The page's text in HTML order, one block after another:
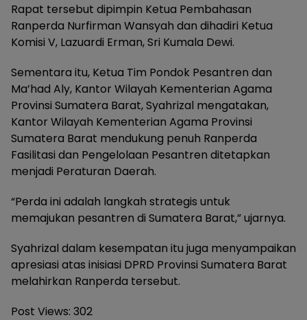
Rapat tersebut dipimpin Ketua Pembahasan
Ranperda Nurfirman Wansyah dan dihadiri Ketua
Komisi V, Lazuardi Erman, Sri Kumala Dewi.
Sementara itu, Ketua Tim Pondok Pesantren dan
Ma’had Aly, Kantor Wilayah Kementerian Agama
Provinsi Sumatera Barat, Syahrizal mengatakan,
Kantor Wilayah Kementerian Agama Provinsi
Sumatera Barat mendukung penuh Ranperda
Fasilitasi dan Pengelolaan Pesantren ditetapkan
menjadi Peraturan Daerah.
“Perda ini adalah langkah strategis untuk
memajukan pesantren di Sumatera Barat,” ujarnya.
Syahrizal dalam kesempatan itu juga menyampaikan
apresiasi atas inisiasi DPRD Provinsi Sumatera Barat
melahirkan Ranperda tersebut.
Post Views: 302